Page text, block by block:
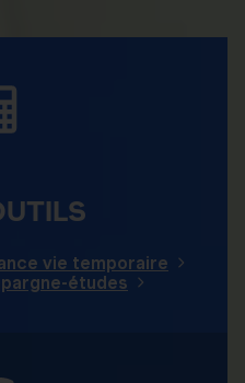
vie temporaire
études